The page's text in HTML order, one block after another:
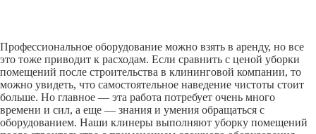
Профессиональное оборудование можно взять в аренду, но все
это тоже приводит к расходам. Если сравнить с ценой уборки
помещений после строительства в клининговой компании, то
можно увидеть, что самостоятельное наведение чистоты стоит
больше. Но главное — эта работа потребует очень много
времени и сил, а еще — знания и умения обращаться с
оборудованием. Наши клинеры выполняют уборку помещений